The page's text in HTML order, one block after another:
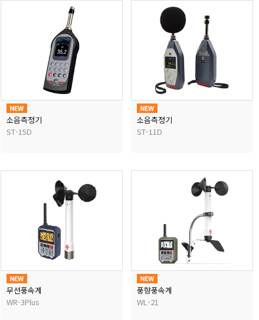
소음측정기
ST-15D
소음측정기
ST-11D
무선풍속계
WR-3Plus
풍향풍속계
WL-21